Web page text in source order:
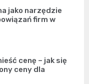
jako narzędzie
firm w
cenę – jak się
ceny dla